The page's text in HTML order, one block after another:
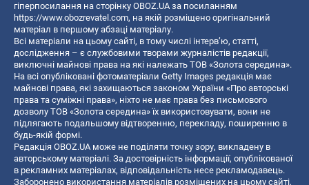
гіперпосилання на сторінку OBOZ.UA за посиланням
https://www.obozrevatel.com, на якій розміщено оригінальний
матеріал в першому абзаці матеріалу.
Всі матеріали на цьому сайті, в тому числі інтерв’ю, статті,
дослідження – є службовими творами журналістів редакції,
виключні майнові права на які належать ТОВ «Золота середина».
На всі опубліковані фотоматеріали Getty Images редакція має
майнові права, які захищаються законом України «Про авторські
права та суміжні права», ніхто не має права без письмового
дозволу ТОВ «Золота середина» їх використовувати, вони не
підлягають подальшому відтворенню, перекладу, поширенню в
будь-якій формі.
Редакція OBOZ.UA може не поділяти точку зору, викладену в
авторському матеріалі. За достовірність інформації, опублікованої
в рекламних матеріалах, відповідальність несе рекламодавець.
Заборонено використання матеріалів розміщених на цьому сайті,